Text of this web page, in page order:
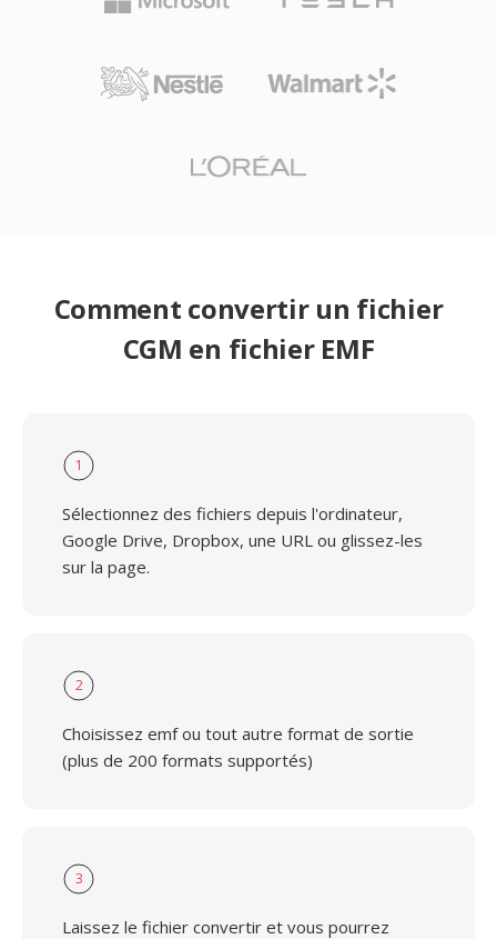
Comment convertir un fichier
CGM en fichier EMF
1
Sélectionnez des fichiers depuis l'ordinateur,
Google Drive, Dropbox, une URL ou glissez-les
sur la page.
2
Choisissez emf ou tout autre format de sortie
(plus de 200 formats supportés)
3
Laissez le fichier convertir et vous pourrez